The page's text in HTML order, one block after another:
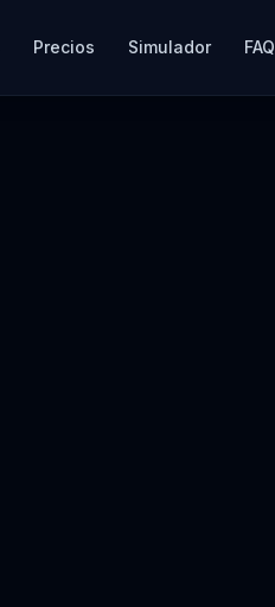
Precios Simulador FAQ